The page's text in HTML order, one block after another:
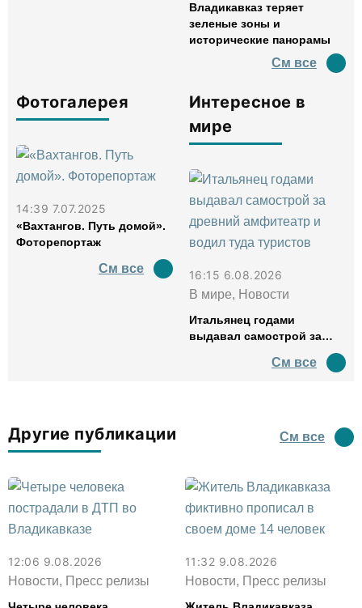
Владикавказ теряет
зеленые зоны и
исторические панорамы
См все
Фотогалерея
14:39 7.07.2025
«Вахтангов. Путь домой».
Фоторепортаж
См все
Интересное в
мире
16:15 6.08.2026
В мире, Новости
Итальянец годами
выдавал самострой за
водил туда туристов
См все
Другие публикации См все
12:06 9.08.2026
Новости, Пресс релизы
11:32 9.08.2026
Новости, Пресс релизы